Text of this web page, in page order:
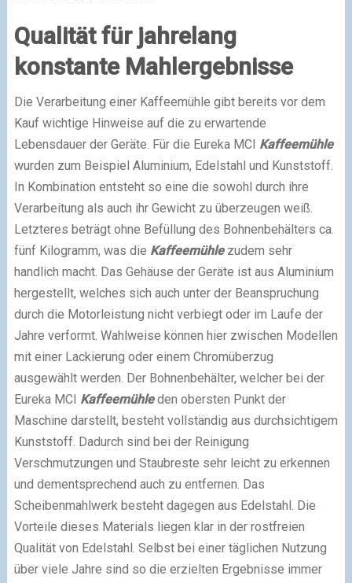
Qualität für jahrelang
konstante Mahlergebnisse
Die Verarbeitung einer Kaffeemühle gibt bereits vor dem
Kauf wichtige Hinweise auf die zu erwartende
Lebensdauer der Geräte. Für die Eureka MCI Kaffeemühle
wurden zum Beispiel Aluminium, Edelstahl und Kunststoff.
In Kombination entsteht so eine die sowohl durch ihre
Verarbeitung als auch ihr Gewicht zu überzeugen weiß.
Letzteres beträgt ohne Befüllung des Bohnenbehälters ca.
fünf Kilogramm, was die Kaffeemühlezudem sehr
handlich macht. Das Gehäuse der Geräte ist aus Aluminium
hergestellt, welches sich auch unter der Beanspruchung
durch die Motorleistung nicht verbiegt oder im Laufe der
Jahre verformt. Wahlweise können hier zwischen Modellen
mit einer Lackierung oder einem Chromüberzug
ausgewählt werden. Der Bohnenbehälter, welcher bei der
Eureka MCI Kaffeemühleden obersten Punkt der
Maschine darstellt, besteht vollständig aus durchsichtigem
Kunststoff. Dadurch sind bei der Reinigung
Verschmutzungen und Staubreste sehr leicht zu erkennen
und dementsprechend auch zu entfernen. Das
Scheibenmahlwerk besteht dagegen aus Edelstahl. Die
Vorteile dieses Materials liegen klar in der rostfreien
Qualität von Edelstahl. Selbst bei einer täglichen Nutzung
über viele Jahre sind so die erzielten Ergebnisse immer